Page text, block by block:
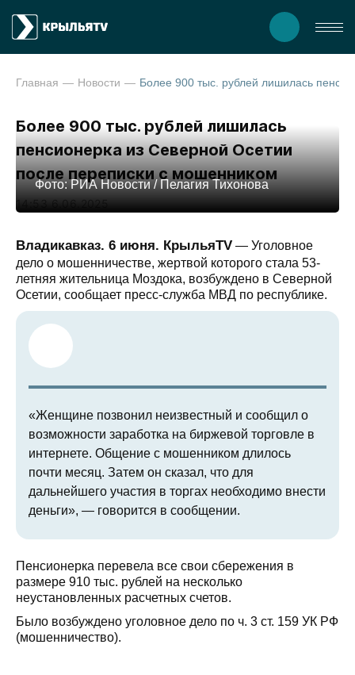
Главная Новости
Более 900 тыс. рублей лишилась
пенсионерка из Северной Осетии
после переписки с мошенником
14:53 6.06.2025
Фото: РИА Новости / Пелагия Тихонова
Владикавказ. 6 июня. КрыльяTV — Уголовное
дело о мошенничестве, жертвой которого стала 53-
летняя жительница Моздока, возбуждено в Северной
Осетии, сообщает пресс-служба МВД по республике.
«Женщине позвонил неизвестный и сообщил о
возможности заработка на биржевой торговле в
интернете. Общение с мошенником длилось
почти месяц. Затем он сказал, что для
дальнейшего участия в торгах необходимо внести
деньги», — говорится в сообщении.
Пенсионерка перевела все свои сбережения в
размере 910 тыс. рублей на несколько
неустановленных расчетных счетов.
Было возбуждено уголовное дело по ч. 3 ст. 159 УК РФ
(мошенничество).